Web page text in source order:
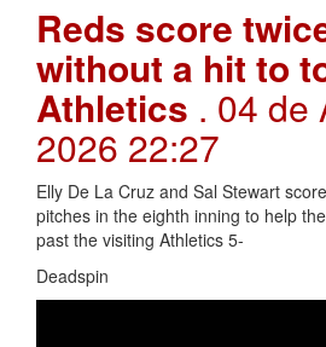
Reds score
without a hit to
Athletics . 04 de
2026 22:27
Elly De La Cruz and Sal Stewart
pitches in the eighth inning to help
past the visiting Athletics 5-
Deadspin